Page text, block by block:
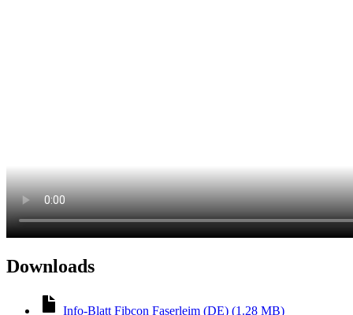
Downloads
Info-Blatt Fibcon Faserleim (DE) (1.28 MB)